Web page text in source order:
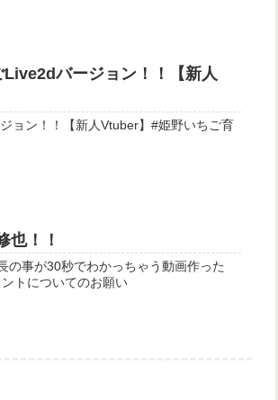
Live2dバージョン！！【新人
ョン！！【新人Vtuber】#姫野いちご育
也！！